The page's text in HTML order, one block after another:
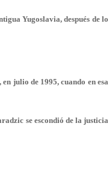
Yugoslavia, después de lo
julio de 1995, cuando en esa
se escondió de la justicia